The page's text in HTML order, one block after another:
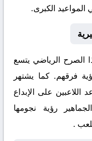
المواعيد الكبرى.
الصرح الرياضي يتسع
فرقهم. كما يشتهر
اللاعبين على الإبداع
رؤية نجومها
.